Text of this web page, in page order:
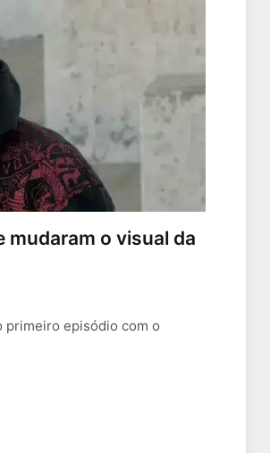
mudaram o visual da
primeiro episódio com o